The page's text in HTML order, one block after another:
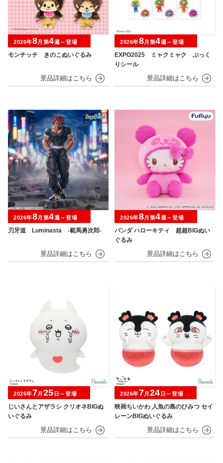
モンチッチ きのこぬいぐるみ
2026年8月第4週～登場
EXPO2025 ミャクミャク ぷっく
りシール
2026年8月第4週～登場
刃牙道 Luminasta ‐範馬勇次郎‐
2026年8月第4週～登場
パンダ ハローキティ 超超BIGぬい
ぐるみ
2026年8月第4週～登場
じいさんとアザラシ クリオネBIGぬ
いぐるみ
2026年7月 25 日～登場
映画ちいかわ 人魚の島のひみつ セイ
レーンBIGぬいぐるみ
2026年7月 24 日～登場